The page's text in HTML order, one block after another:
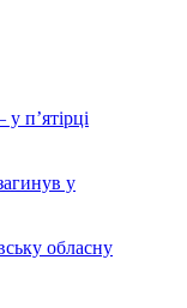
п’ятірці
у
обласну